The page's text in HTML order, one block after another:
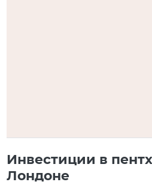
Инвестиции в
Лондоне